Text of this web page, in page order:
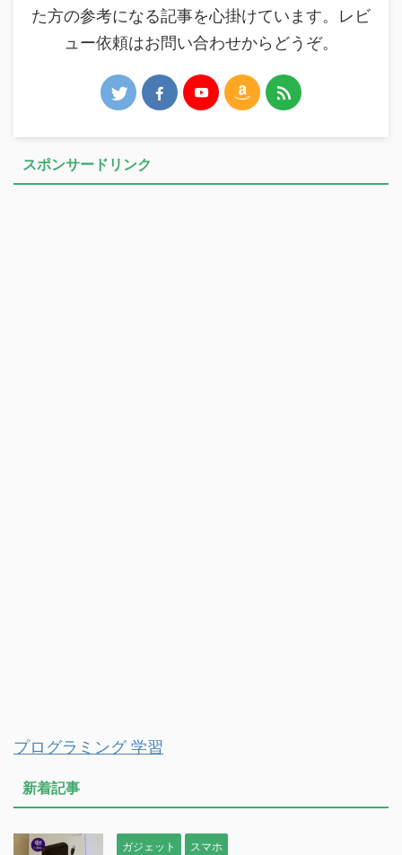
た方の参考になる記事を心掛けています。レビ
ュー依頼はお問い合わせからどうぞ。
スポンサードリンク
プログラミング 学習
新着記事
ガジェット スマホ